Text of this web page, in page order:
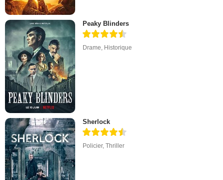
Peaky Blinders
Drame, Historique
Sherlock
Policier,Thriller